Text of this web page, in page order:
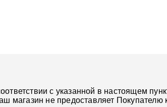
с указанной в настоящем
магазин не предоставляет